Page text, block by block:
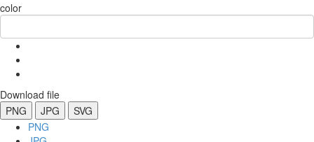
color
Download file
PNG
JPG
SVG
PNG